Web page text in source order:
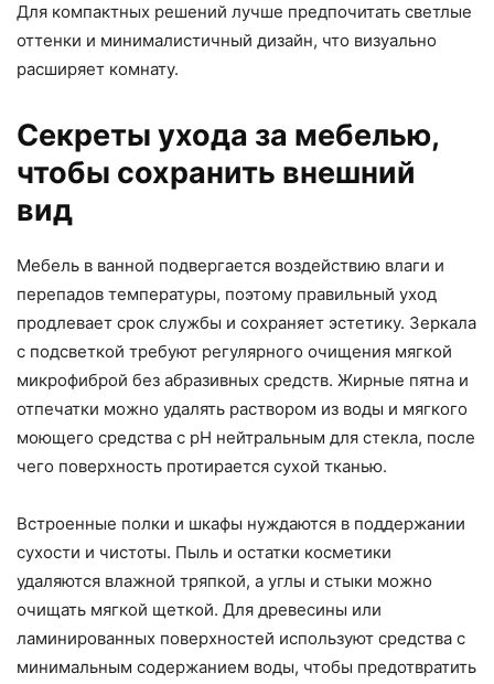
Для компактных решений лучше предпочитать светлые
оттенки и минималистичный дизайн, что визуально
расширяет комнату.
Секреты ухода за мебелью,
чтобы сохранить внешний
вид
Мебель в ванной подвергается воздействию влаги и
перепадов температуры, поэтому правильный уход
продлевает срок службы и сохраняет эстетику. Зеркала
с подсветкой требуют регулярного очищения мягкой
микрофиброй без абразивных средств. Жирные пятна и
отпечатки можно удалять раствором из воды и мягкого
моющего средства с pH нейтральным для стекла, после
чего поверхность протирается сухой тканью.
Встроенные полки и шкафы нуждаются в поддержании
сухости и чистоты. Пыль и остатки косметики
удаляются влажной тряпкой, а углы и стыки можно
очищать мягкой щеткой. Для древесины или
ламинированных поверхностей используют средства с
минимальным содержанием воды, чтобы предотвратить